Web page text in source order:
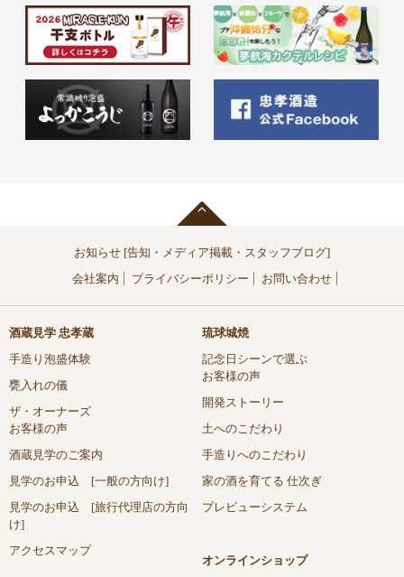
お知らせ [告知・メディア掲載・スタッフブログ]
会社案内
プライバシーポリシー お問い合わせ
酒蔵見学 忠孝蔵
手造り泡盛体験
甕入れの儀
ザ・オーナーズ
お客様の声
酒蔵見学のご案内
見学のお申込 [一般の方向け]
見学のお申込 [旅行代理店の方向
け]
アクセスマップ
琉球城焼
記念日シーンで選ぶ
お客様の声
開発ストーリー
土へのこだわり
手造りへのこだわり
家の酒を育てる 仕次ぎ
プレビューシステム
オンラインショップ